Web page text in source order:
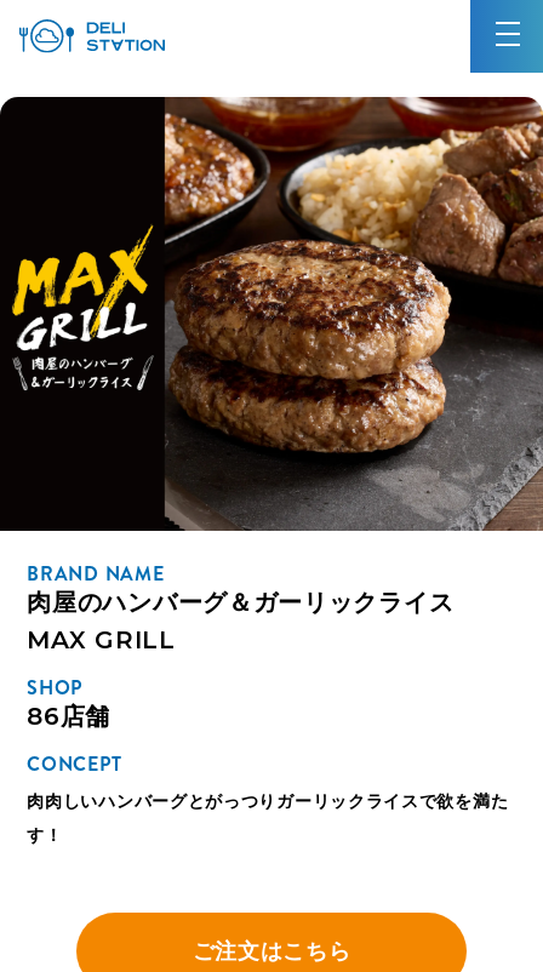
BRAND NAME
肉屋のハンバーグ＆ガーリックライス
MAX GRILL
SHOP
86店舗
CONCEPT
肉肉しいハンバーグとがっつりガーリックライスで欲を満た
す！
ご注文はこちら